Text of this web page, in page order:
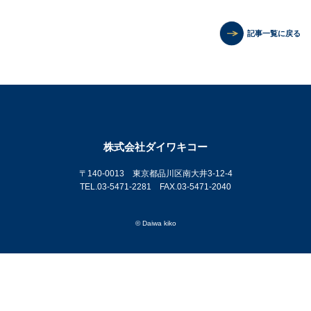
記事一覧に戻る
株式会社ダイワキコー
〒140-0013 東京都品川区南大井3-12-4
TEL.03-5471-2281 FAX.03-5471-2040
© Daiwa kiko